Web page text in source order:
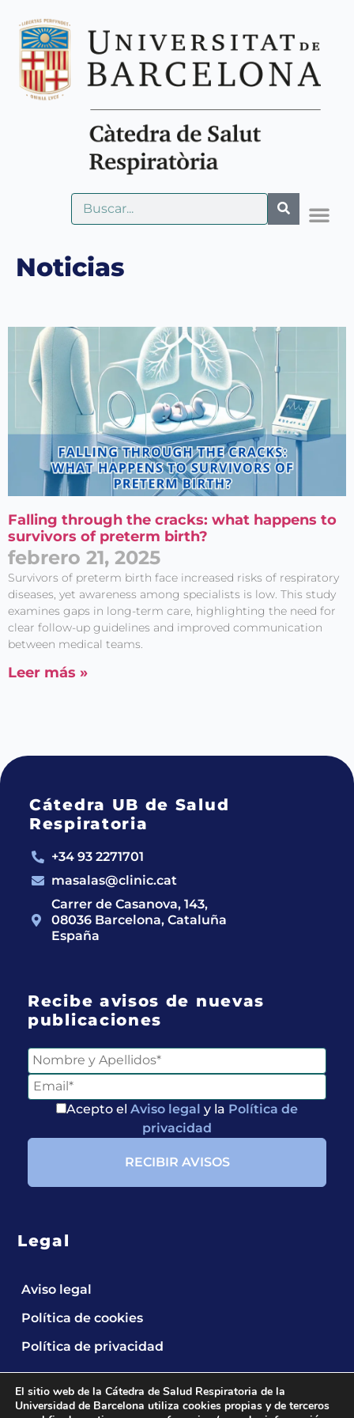
Noticias
Falling through the cracks: what happens to
survivors of preterm birth?
febrero 21, 2025
Survivors of preterm birth face increased risks of respiratory
diseases, yet awareness among specialists is low. This study
examines gaps in long-term care, highlighting the need for
clear follow-up guidelines and improved communication
between medical teams.
Leer más »
Cátedra UB de Salud
Respiratoria
+34 93 2271701
masalas@clinic.cat
Carrer de Casanova, 143,
08036 Barcelona, Cataluña
España
Recibe avisos de nuevas
publicaciones
Acepto el Aviso legal y la Política de
privacidad
Legal
Aviso legal
Política de cookies
Política de privacidad
El sitio web de la Cátedra de Salud Respiratoria de la
Universidad de Barcelona utiliza cookies propias y de terceros